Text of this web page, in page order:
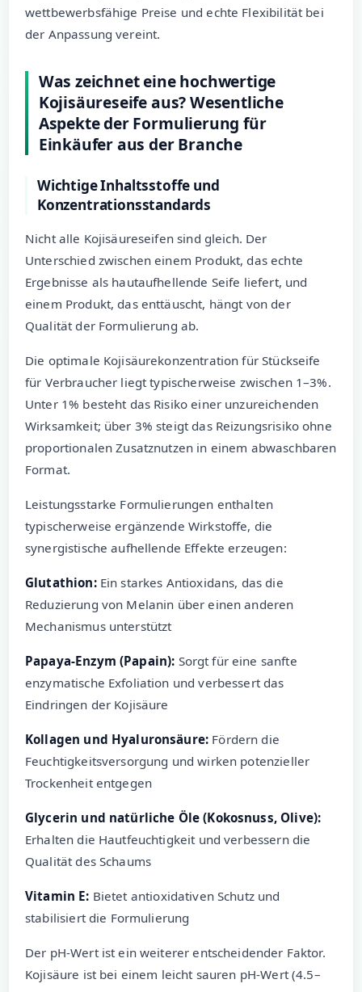
wettbewerbsfähige Preise und echte Flexibilität bei
der Anpassung vereint.
Was zeichnet eine hochwertige
Kojisäureseife aus? Wesentliche
Aspekte der Formulierung für
Einkäufer aus der Branche
Wichtige Inhaltsstoffe und
Konzentrationsstandards
Nicht alle Kojisäureseifen sind gleich. Der
Unterschied zwischen einem Produkt, das echte
Ergebnisse als hautaufhellende Seife liefert, und
einem Produkt, das enttäuscht, hängt von der
Qualität der Formulierung ab.
Die optimale Kojisäurekonzentration für Stückseife
für Verbraucher liegt typischerweise zwischen 1–3%.
Unter 1% besteht das Risiko einer unzureichenden
Wirksamkeit; über 3% steigt das Reizungsrisiko ohne
proportionalen Zusatznutzen in einem abwaschbaren
Format.
Leistungsstarke Formulierungen enthalten
typischerweise ergänzende Wirkstoffe, die
synergistische aufhellende Effekte erzeugen:
Glutathion:Ein starkes Antioxidans, das die
Reduzierung von Melanin über einen anderen
Mechanismus unterstützt
Papaya-Enzym (Papain): Sorgt für eine sanfte
enzymatische Exfoliation und verbessert das
Eindringen der Kojisäure
Kollagen und Hyaluronsäure: Fördern die
Feuchtigkeitsversorgung und wirken potenzieller
Trockenheit entgegen
Glycerin und natürliche Öle (Kokosnuss, Olive):
Erhalten die Hautfeuchtigkeit und verbessern die
Qualität des Schaums
Vitamin E: Bietet antioxidativen Schutz und
stabilisiert die Formulierung
Der pH-Wert ist ein weiterer entscheidender Faktor.
Kojisäure ist bei einem leicht sauren pH-Wert (4.5–